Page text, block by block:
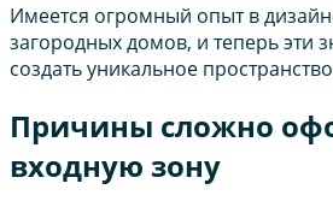
Имеется огромный опыт в
загородных домов, и теперь эти
создать уникальное
Причины сложно
входную зону